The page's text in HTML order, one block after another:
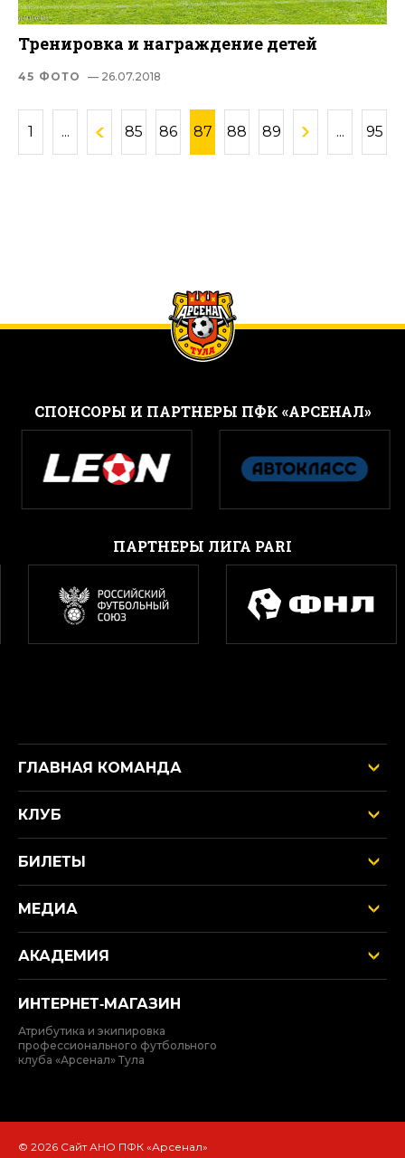
Тренировка и награждение детей
45 ФОТО — 26.07.2018
1 ... 85 86 87 88 89 ... 95
CПОНСОРЫ И ПАРТНЕРЫ ПФК «АРСЕНАЛ»
ПАРТНЕРЫ ЛИГА PARI
ГЛАВНАЯ КОМАНДА
КЛУБ
БИЛЕТЫ
МЕДИА
АКАДЕМИЯ
ИНТЕРНЕТ‑МАГАЗИН
Атрибутика и экипировка
профессионального футбольного
клуба «Арсенал» Тула
© 2026 Сайт АНО ПФК «Арсенал»